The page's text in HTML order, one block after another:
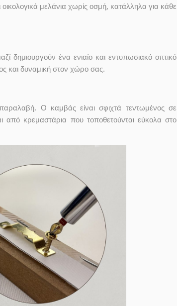
οικολογικά μελάνια χωρίς οσμή, κατάλληλα για κάθε
δημιουργούν ένα ενιαίο και εντυπωσιακό οπτικό
και δυναμική στον χώρο σας.
Ο καμβάς είναι σφιχτά τεντωμένος σε
κρεμαστάρια που τοποθετούνται εύκολα στο